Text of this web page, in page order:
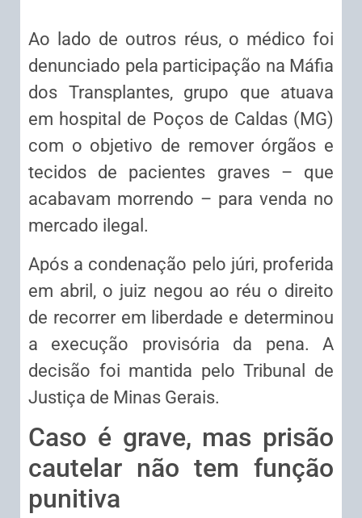
Ao lado de outros réus, o médico foi
denunciado pela participação na Máfia
dos Transplantes, grupo que atuava
em hospital de Poços de Caldas (MG)
com o objetivo de remover órgãos e
tecidos de pacientes graves – que
acabavam morrendo – para venda no
mercado ilegal.
Após a condenação pelo júri, proferida
em abril, o juiz negou ao réu o direito
de recorrer em liberdade e determinou
a execução provisória da pena. A
decisão foi mantida pelo Tribunal de
Justiça de Minas Gerais.
Caso é grave, mas prisão
cautelar não tem função
punitiva